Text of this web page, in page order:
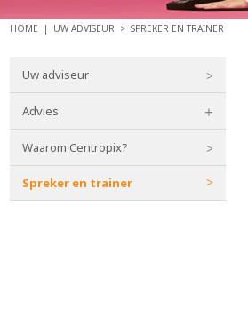
HOME | UW ADVISEUR > SPREKER EN TRAINER
Uw adviseur
Advies
Waarom Centropix?
Spreker en trainer